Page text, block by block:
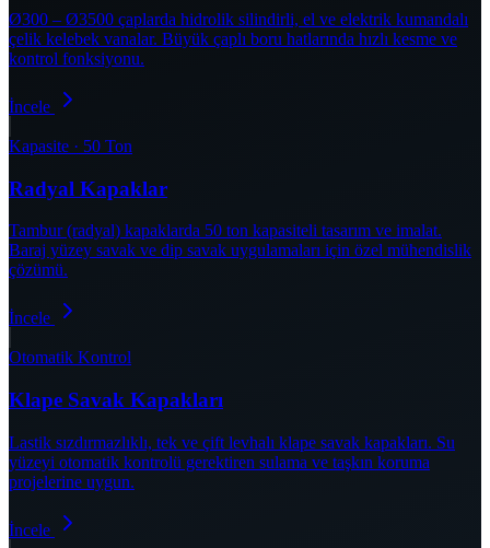
Ø300 – Ø3500 çaplarda hidrolik silindirli, el ve elektrik kumandalı
çelik kelebek vanalar. Büyük çaplı boru hatlarında hızlı kesme ve
kontrol fonksiyonu.
İncele
Kapasite · 50 Ton
Radyal Kapaklar
Tambur (radyal) kapaklarda 50 ton kapasiteli tasarım ve imalat.
Baraj yüzey savak ve dip savak uygulamaları için özel mühendislik
çözümü.
İncele
Otomatik Kontrol
Klape Savak Kapakları
Lastik sızdırmazlıklı, tek ve çift levhalı klape savak kapakları. Su
yüzeyi otomatik kontrolü gerektiren sulama ve taşkın koruma
projelerine uygun.
İncele